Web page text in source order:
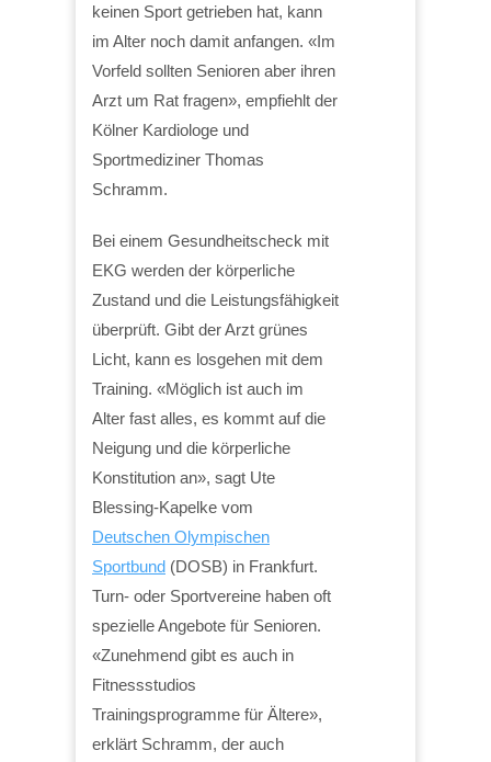
keinen Sport getrieben hat, kann
im Alter noch damit anfangen. «Im
Vorfeld sollten Senioren aber ihren
Arzt um Rat fragen», empfiehlt der
Kölner Kardiologe und
Sportmediziner Thomas
Schramm.
Bei einem Gesundheitscheck mit
EKG werden der körperliche
Zustand und die Leistungsfähigkeit
überprüft. Gibt der Arzt grünes
Licht, kann es losgehen mit dem
Training. «Möglich ist auch im
Alter fast alles, es kommt auf die
Neigung und die körperliche
Konstitution an», sagt Ute
Blessing-Kapelke vom
Deutschen Olympischen
Sportbund (DOSB) in Frankfurt.
Turn- oder Sportvereine haben oft
spezielle Angebote für Senioren.
«Zunehmend gibt es auch in
Fitnessstudios
Trainingsprogramme für Ältere»,
erklärt Schramm, der auch